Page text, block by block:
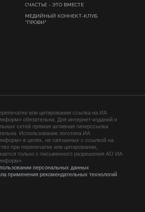
СЧАСТЬЕ - ЭТО ВМЕСТЕ
МЕДИЙНЫЙ КОННЕКТ-КЛУБ
"ПРОФИ"
или цитировании ссылка на ИА
обязательна. Для интернет-изданий и
сетей прямая активная гиперссылка
Использование логотипа ИА
в целях, не связанных с ссылкой на
при перепечатке или цитировании,
только с письменного разрешения АО ИА
персональных данных
применения рекомендательных технологий